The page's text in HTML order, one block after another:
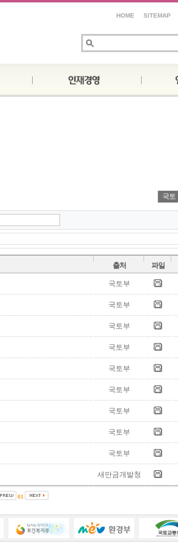
HOME SITEMAP
출처 파일
국토부
국토부
국토부
국토부
국토부
국토부
국토부
국토부
국토부
새만금개발청
01